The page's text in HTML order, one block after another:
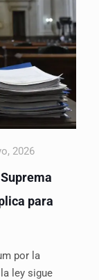
2026
para
por la
ley sigue